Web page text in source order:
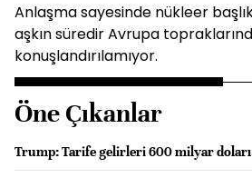
Anlaşma sayesinde nükleer
aşkın süredir Avrupa
konuşlandırılamıyor.
Öne Çıkanlar
Trump: Tarife gelirleri 600 milyar doları